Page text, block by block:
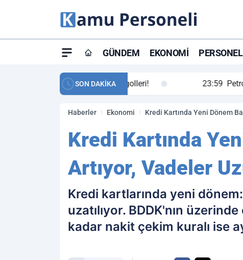
GÜNDEM EKONOMI
SON DAKİKA
maç özeti ve golleri! 23:59 Petrol Akışında Tarihi
Haberler Ekonomi Kredi Kartında Yeni Dönem
Kredi Kartında
Artıyor, Vadeler
Kredi kartlarında yeni
uzatılıyor. BDDK'nın
kadar nakit çekim kuralı ise